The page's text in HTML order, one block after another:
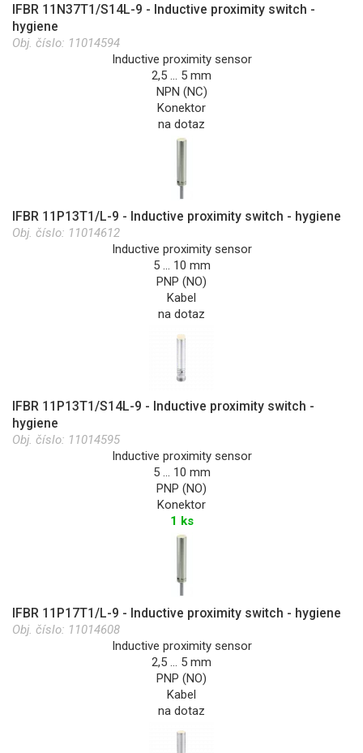
IFBR 11N37T1/S14L-9 - Inductive proximity switch -
hygiene
Obj. číslo: 11014594
Inductive proximity sensor
2,5 … 5 mm
NPN (NC)
Konektor
na dotaz
IFBR 11P13T1/L-9 - Inductive proximity switch - hygiene
Obj. číslo: 11014612
Inductive proximity sensor
5 … 10 mm
PNP (NO)
Kabel
na dotaz
IFBR 11P13T1/S14L-9 - Inductive proximity switch -
hygiene
Obj. číslo: 11014595
Inductive proximity sensor
5 … 10 mm
PNP (NO)
Konektor
1 ks
IFBR 11P17T1/L-9 - Inductive proximity switch - hygiene
Obj. číslo: 11014608
Inductive proximity sensor
2,5 … 5 mm
PNP (NO)
Kabel
na dotaz